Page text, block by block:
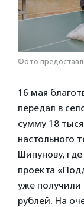
Фото
16 мая
передал в
сумму 18
настольного
Шипунову,
проекта
уже
рублей. На